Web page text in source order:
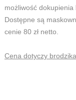
możliwość dokupienia
Dostępne są
cenie 80 zł netto.
Cena dotyczy